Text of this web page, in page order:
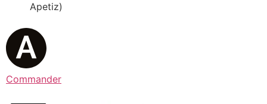
Apetiz)
Commander